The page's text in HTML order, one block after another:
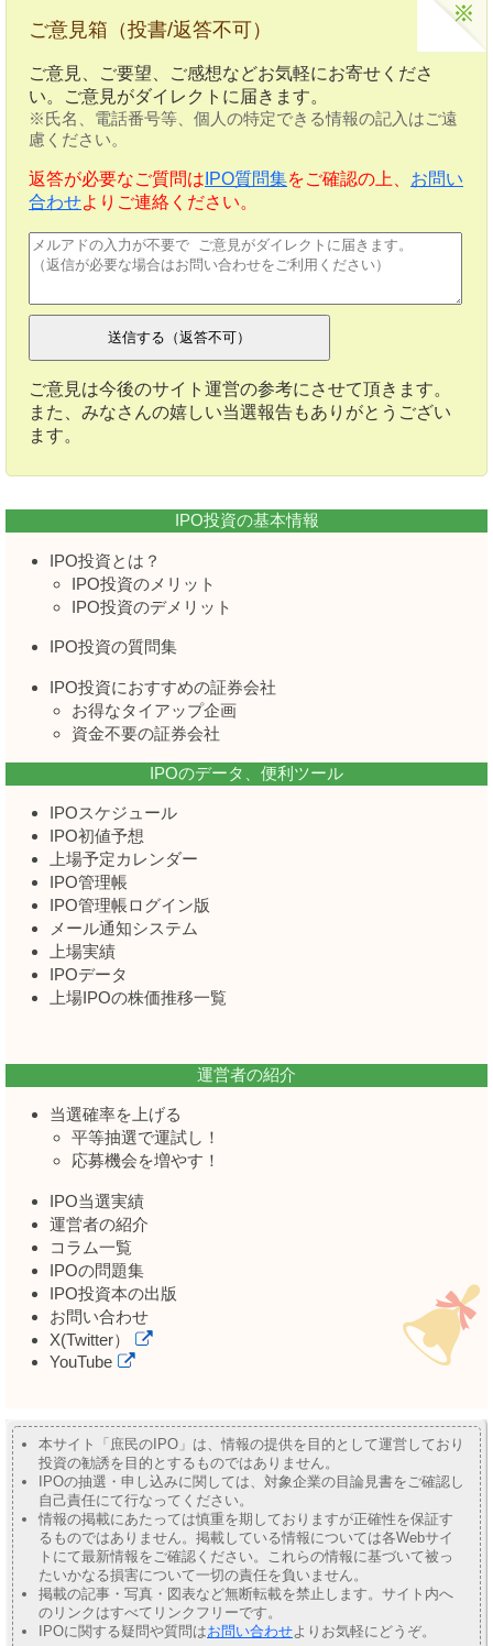
ご意見箱（投書/返答不可）
ご意見、ご要望、ご感想などお気軽にお寄せくださ
い。ご意見がダイレクトに届きます。
※氏名、電話番号等、個人の特定できる情報の記入はご遠
慮ください。
返答が必要なご質問は IPO質問集をご確認の上、 お問い
合わせよりご連絡ください。
ご意見は今後のサイト運営の参考にさせて頂きます。
また、みなさんの嬉しい当選報告もありがとうござい
ます。
IPO投資の基本情報
IPO投資とは？
IPO投資のメリット
IPO投資のデメリット
IPO投資の質問集
IPO投資におすすめの証券会社
お得なタイアップ企画
資金不要の証券会社
IPOのデータ、便利ツール
IPOスケジュール
IPO初値予想
上場予定カレンダー
IPO管理帳
IPO管理帳ログイン版
メール通知システム
上場実績
IPOデータ
上場IPOの株価推移一覧
運営者の紹介
当選確率を上げる
平等抽選で運試し！
応募機会を増やす！
IPO当選実績
運営者の紹介
コラム一覧
IPOの問題集
IPO投資本の出版
お問い合わせ
X(Twitter）
YouTube
本サイト「庶民のIPO」は、情報の提供を目的として運営しており
投資の勧誘を目的とするものではありません。
IPOの抽選・申し込みに関しては、対象企業の目論見書をご確認し
自己責任にて行なってください。
情報の掲載にあたっては慎重を期しておりますが正確性を保証す
るものではありません。掲載している情報については各Webサイ
トにて最新情報をご確認ください。これらの情報に基づいて被っ
たいかなる損害について一切の責任を負いません。
掲載の記事・写真・図表など無断転載を禁止します。サイト内へ
のリンクはすべてリンクフリーです。
IPOに関する疑問や質問はお問い合わせよりお気軽にどうぞ。